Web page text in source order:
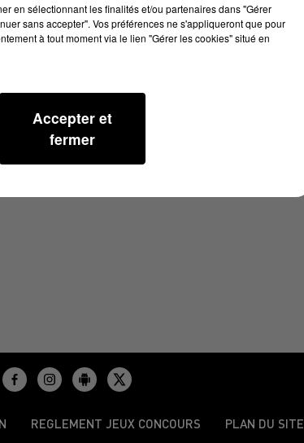
REGLEMENT JEUX CONCOURS PLAN DU SITE
en sélectionnant les finalités et/ou partenaires dans "Gérer
sans accepter". Vos préférences ne s'appliqueront que pour
à tout moment via le lien "Gérer les cookies" situé en
Accepter et
fermer